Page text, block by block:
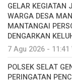
GELAR KEGIATAN
WARGA DESA
MANTANGAI
DENGARKAN
7 Agu 2026 - 11:41
POLSEK SELAT
PERINGATAN